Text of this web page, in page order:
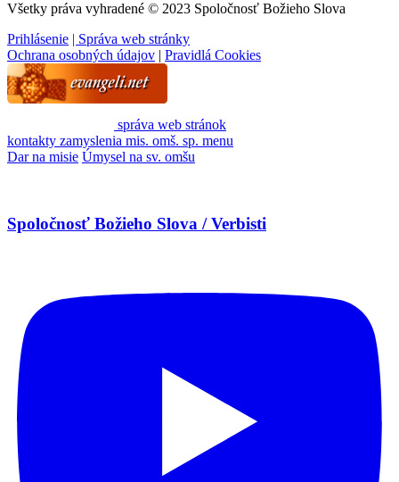
Všetky práva vyhradené © 2023 Spoločnosť Božieho Slova
Prihlásenie | Správa web stránky
Ochrana osobných údajov | Pravidlá Cookies
správa web stránok
kontakty zamyslenia mis. omš. sp. menu
Dar na misie Úmysel na sv. omšu
Spoločnosť Božieho Slova / Verbisti